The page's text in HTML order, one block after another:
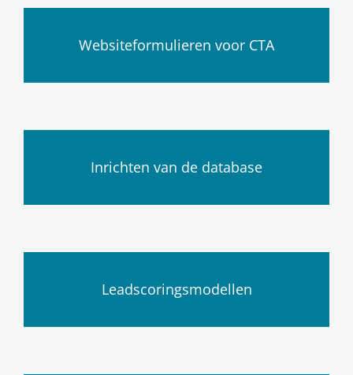
Websiteformulieren voor CTA
Inrichten van de database
Leadscoringsmodellen